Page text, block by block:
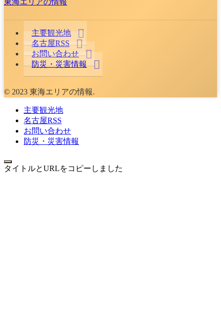
主要観光地
名古屋RSS
お問い合わせ
防災・災害情報
© 2023 東海エリアの情報.
主要観光地
名古屋RSS
お問い合わせ
防災・災害情報
タイトルとURLをコピーしました